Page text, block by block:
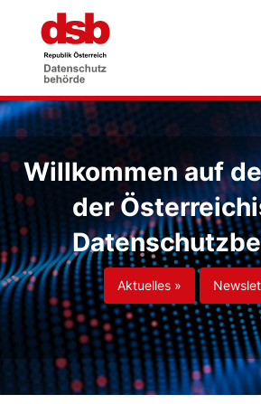
Willkommen auf
der
Aktuelles »